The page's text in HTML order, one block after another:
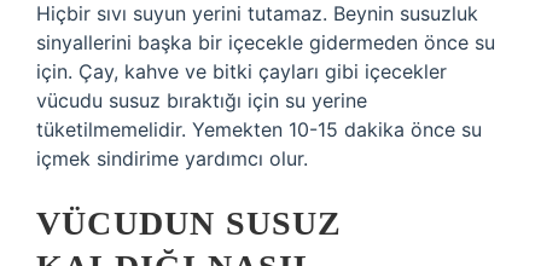
Hiçbir sıvı suyun yerini tutamaz. Beynin susuzluk
sinyallerini başka bir içecekle gidermeden önce su
için. Çay, kahve ve bitki çayları gibi içecekler
vücudu susuz bıraktığı için su yerine
tüketilmemelidir. Yemekten 10-15 dakika önce su
içmek sindirime yardımcı olur.
VÜCUDUN SUSUZ